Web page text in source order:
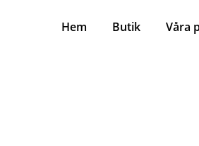
Hem Butik Våra